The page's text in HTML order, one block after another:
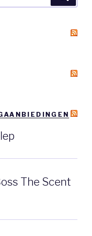
The Scent